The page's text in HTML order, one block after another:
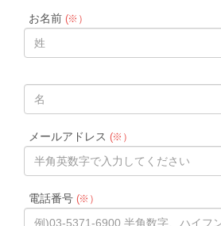
お名前(※）
メールアドレス (※）
電話番号(※）